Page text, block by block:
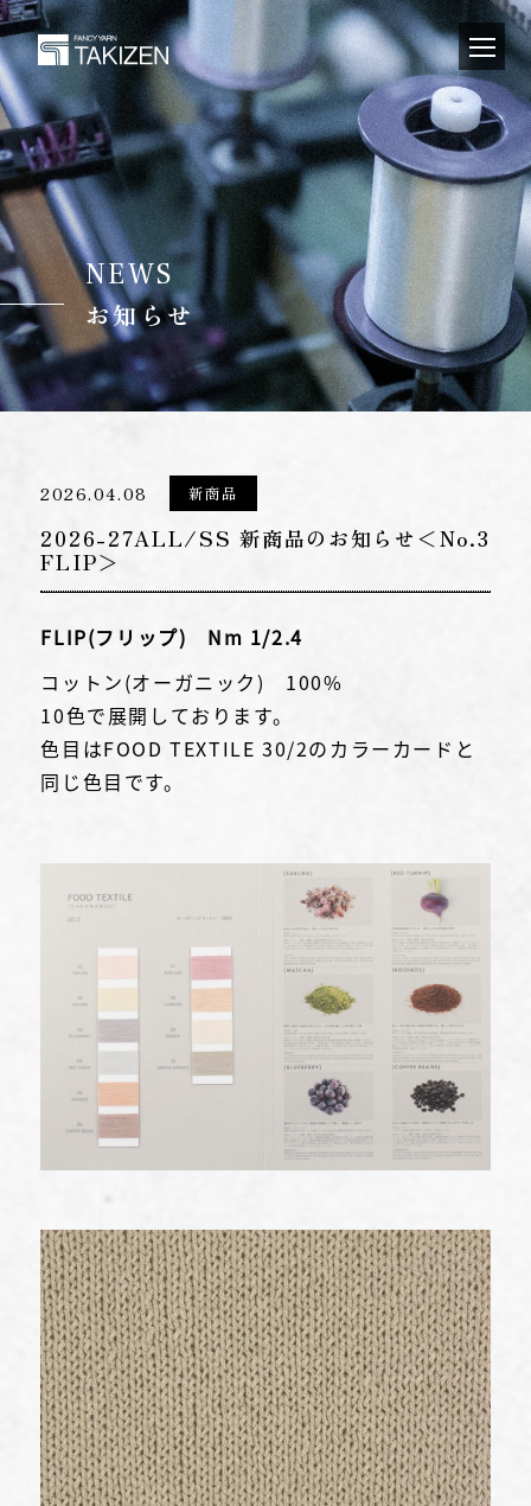
NEWS
お知らせ
2026.04.08 新商品
2026-27ALL/SS 新商品のお知らせ＜No.3
FLIP＞
FLIP(フリップ) Nm 1/2.4
コットン(オーガニック) 100%
10色で展開しております。
色目はFOOD TEXTILE 30/2のカラーカードと
同じ色目です。